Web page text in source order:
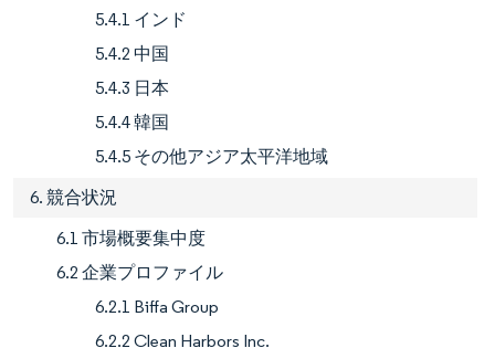
5.4.1 インド
5.4.2 中国
5.4.3 日本
5.4.4 韓国
5.4.5 その他アジア太平洋地域
6. 競合状況
6.1 市場概要集中度
6.2 企業プロファイル
6.2.1 Biffa Group
6.2.2 Clean Harbors Inc.